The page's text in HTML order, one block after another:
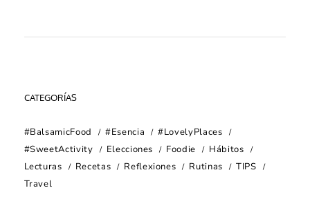
CATEGORÍAS
#BalsamicFood #Esencia
#LovelyPlaces
#SweetActivity
Elecciones Foodie
Hábitos
Lecturas
Recetas Reflexiones Rutinas
TIPS
Travel